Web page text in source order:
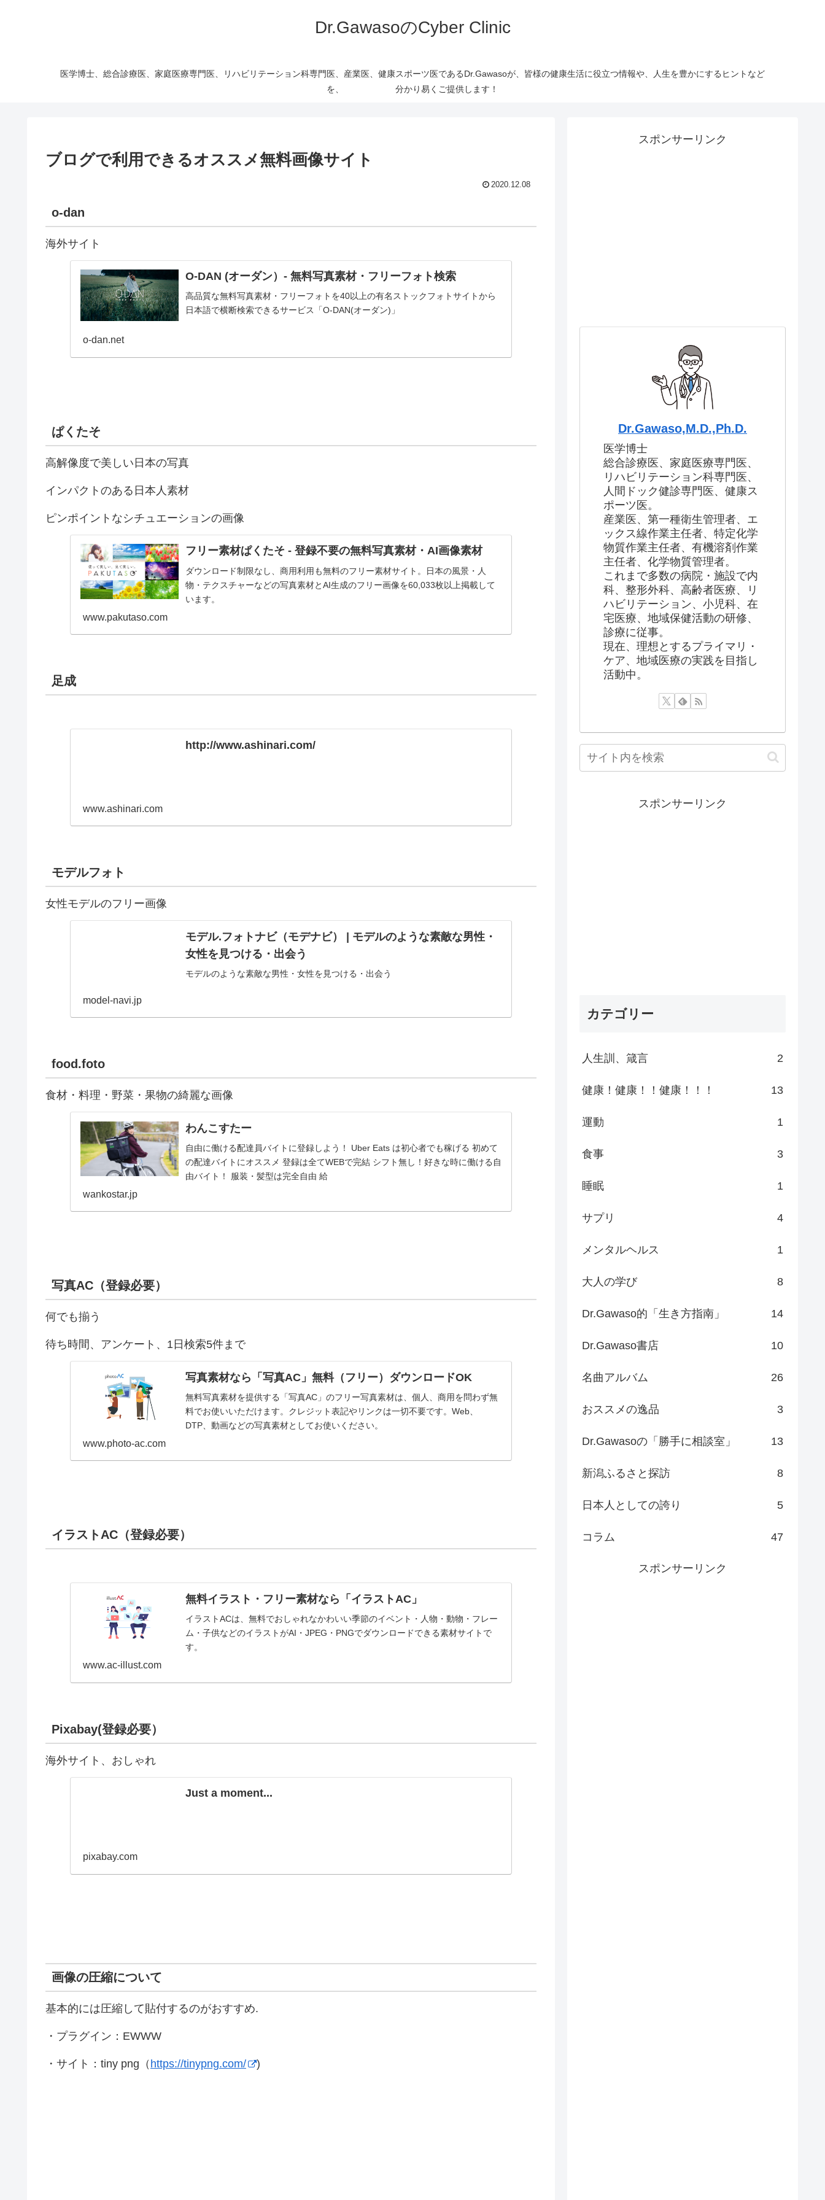
Dr.GawasoのCyber Clinic
医学博士、総合診療医、家庭医療専門医、リハビリテーション科専門医、産業医、健康スポーツ医であるDr.Gawasoが、皆様の健康生活に役立つ情報や、人生を豊かにするヒントなど
を、 分かり易くご提供します！
ブログで利用できるオススメ無料画像サイト
2020.12.08
o-dan
海外サイト
O-DAN (オーダン）- 無料写真素材・フリーフォト検索
高品質な無料写真素材・フリーフォトを40以上の有名ストックフォトサイトから
日本語で横断検索できるサービス「O-DAN(オーダン)」
o-dan.net
ぱくたそ
高解像度で美しい日本の写真
インパクトのある日本人素材
ピンポイントなシチュエーションの画像
フリー素材ぱくたそ - 登録不要の無料写真素材・AI画像素材
ダウンロード制限なし、商用利用も無料のフリー素材サイト。日本の風景・人
物・テクスチャーなどの写真素材とAI生成のフリー画像を60,033枚以上掲載して
います。
www.pakutaso.com
足成
http://www.ashinari.com/
www.ashinari.com
モデルフォト
女性モデルのフリー画像
モデル.フォトナビ（モデナビ） | モデルのような素敵な男性・
女性を見つける・出会う
モデルのような素敵な男性・女性を見つける・出会う
model-navi.jp
food.foto
食材・料理・野菜・果物の綺麗な画像
わんこすたー
自由に働ける配達員バイトに登録しよう！ Uber Eats は初心者でも稼げる 初めて
の配達バイトにオススメ 登録は全てWEBで完結 シフト無し！好きな時に働ける自
由バイト！ 服装・髪型は完全自由 給
wankostar.jp
写真AC（登録必要）
何でも揃う
待ち時間、アンケート、1日検索5件まで
写真素材なら「写真AC」無料（フリー）ダウンロードOK
無料写真素材を提供する「写真AC」のフリー写真素材は、個人、商用を問わず無
料でお使いいただけます。クレジット表記やリンクは一切不要です。Web、
DTP、動画などの写真素材としてお使いください。
www.photo-ac.com
イラストAC（登録必要）
無料イラスト・フリー素材なら「イラストAC」
イラストACは、無料でおしゃれなかわいい季節のイベント・人物・動物・フレー
ム・子供などのイラストがAI・JPEG・PNGでダウンロードできる素材サイトで
す。
www.ac-illust.com
Pixabay(登録必要）
海外サイト、おしゃれ
Just a moment...
pixabay.com
画像の圧縮について
基本的には圧縮して貼付するのがおすすめ.
・プラグイン：EWWW
・サイト：tiny png（ https://tinypng.com/ )
スポンサーリンク
Dr.Gawaso,M.D.,Ph.D.
医学博士
総合診療医、家庭医療専門医、
リハビリテーション科専門医、
人間ドック健診専門医、健康ス
ポーツ医。
産業医、第一種衛生管理者、エ
ックス線作業主任者、特定化学
物質作業主任者、有機溶剤作業
主任者、化学物質管理者。
これまで多数の病院・施設で内
科、整形外科、高齢者医療、リ
ハビリテーション、小児科、在
宅医療、地域保健活動の研修、
診療に従事。
現在、理想とするプライマリ・
ケア、地域医療の実践を目指し
活動中。
スポンサーリンク
カテゴリー
人生訓、箴言 2
健康！健康！！健康！！！ 13
運動 1
食事 3
睡眠 1
サプリ 4
メンタルヘルス 1
大人の学び 8
Dr.Gawaso的「生き方指南」 14
Dr.Gawaso書店 10
名曲アルバム 26
おススメの逸品 3
Dr.Gawasoの「勝手に相談室」 13
新潟ふるさと探訪 8
日本人としての誇り 5
コラム 47
スポンサーリンク